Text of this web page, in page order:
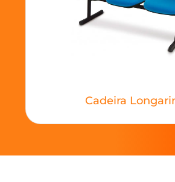
Cadeira